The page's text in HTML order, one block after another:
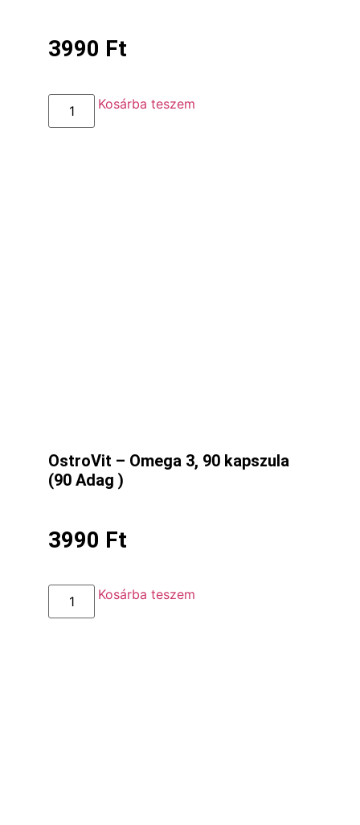
3990 Ft
Kosárba teszem
OstroVit – Omega 3, 90 kapszula
(90 Adag )
3990 Ft
Kosárba teszem